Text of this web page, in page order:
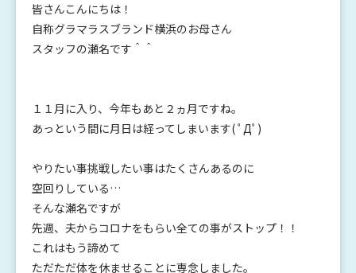
皆さんこんにちは！
自称グラマラスブランド横浜のお母さん
スタッフの瀬名です＾＾
１１月に入り、今年もあと２ヵ月ですね。
あっという間に月日は経ってしまいます( ﾟДﾟ)
やりたい事挑戦したい事はたくさんあるのに
空回りしている…
そんな瀬名ですが
先週、夫からコロナをもらい全ての事がストップ！！
これはもう諦めて
ただただ体を休ませることに専念しました。